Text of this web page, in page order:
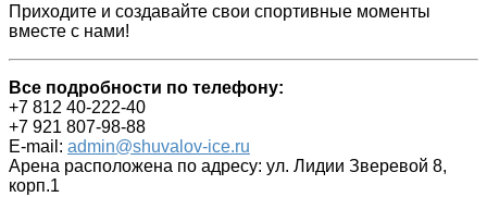
Приходите и создавайте свои спортивные моменты
вместе с нами!
Все подробности по телефону:
+7 812 40-222-40
+7 921 807-98-88
E-mail: admin@shuvalov-ice.ru
Арена расположена по адресу: ул. Лидии Зверевой 8,
корп.1